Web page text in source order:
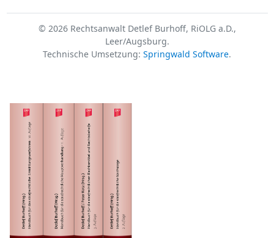
© 2026 Rechtsanwalt Detlef Burhoff, RiOLG a.D.,
Leer/Augsburg.
Technische Umsetzung: Springwald Software.